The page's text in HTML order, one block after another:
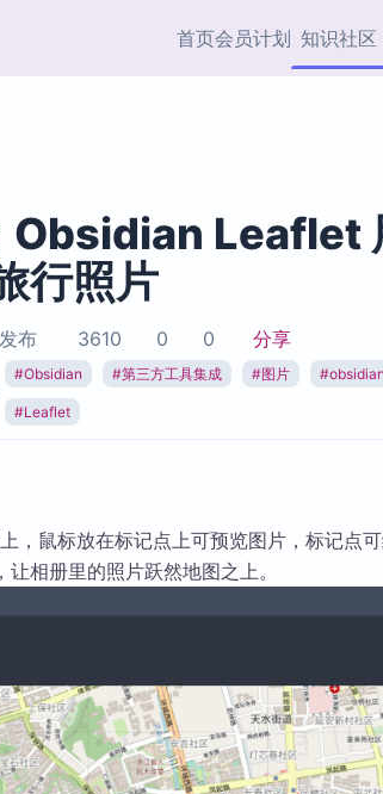
首页会员计划 知识社区
协作者
Zotero 专题
Obsidian 专题
载
PKMer Market
加速访问 Obsidian 官方
Zotero 插件 挂
库
Obsidian Leaflet
行照片
发布 3610 0 0 分享
#Obsidian #第三方工具集成 #图片 #
#Leaflet
，鼠标放在标记点上可预览图片，标记点
相册里的照片跃然地图之上。